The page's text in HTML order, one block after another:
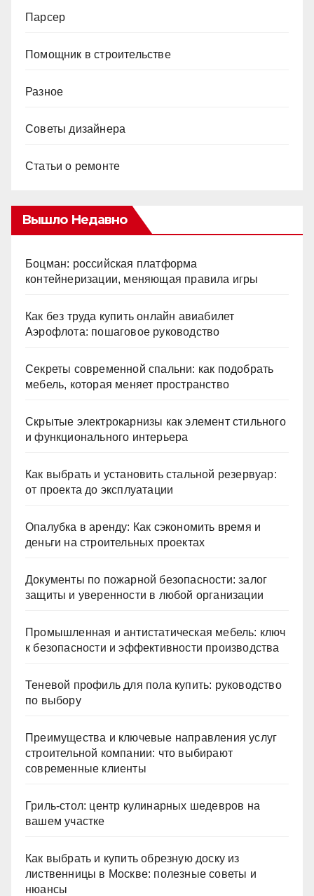
Парсер
Помощник в строительстве
Разное
Советы дизайнера
Статьи о ремонте
Вышло Недавно
Боцман: российская платформа
контейнеризации, меняющая правила игры
Как без труда купить онлайн авиабилет
Аэрофлота: пошаговое руководство
Секреты современной спальни: как подобрать
мебель, которая меняет пространство
Скрытые электрокарнизы как элемент стильного
и функционального интерьера
Как выбрать и установить стальной резервуар:
от проекта до эксплуатации
Опалубка в аренду: Как сэкономить время и
деньги на строительных проектах
Документы по пожарной безопасности: залог
защиты и уверенности в любой организации
Промышленная и антистатическая мебель: ключ
к безопасности и эффективности производства
Теневой профиль для пола купить: руководство
по выбору
Преимущества и ключевые направления услуг
строительной компании: что выбирают
современные клиенты
Гриль-стол: центр кулинарных шедевров на
вашем участке
Как выбрать и купить обрезную доску из
лиственницы в Москве: полезные советы и
нюансы